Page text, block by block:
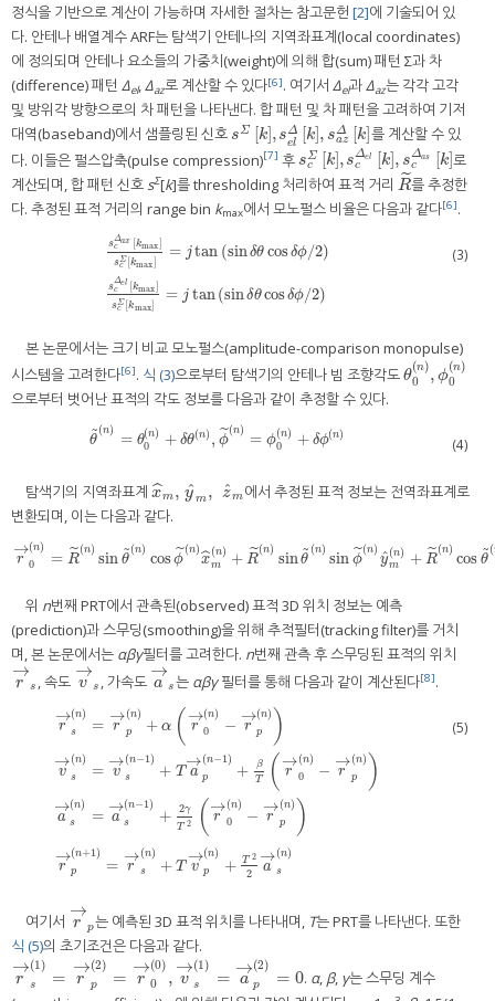
정식을 기반으로 계산이 가능하며 자세한 절차는 참고문헌 [2]에 기술되어 있
다. 안테나 배열계수 ARF는 탐색기 안테나의 지역좌표계(local coordinates)
에 정의되며 안테나 요소들의 가중치(weight)에 의해 합(sum) 패턴 Σ과 차
(difference) 패턴 Δel,Δaz로 계산할 수 있다[6]. 여기서 Δel과Δaz는 각각 고각
및 방위각 방향으로의 차 패턴을 나타낸다. 합 패턴 및 차 패턴을 고려하여 기저
대역(baseband)에서 샘플링된 신호 s Σ [k], sΔ
el [k], s Δ
az [k]
sΣk selΔk, a zΔk
를 계산할 수 있
다. 이들은 펄스압축(pulse compression)[7] 후 s Σ
c [k], sΔel
c [k], s Δas
c [k]
scΣ k,s cΔelk sc Δ ask
로
계산되며, 합 패턴 신호sΣ[k]를 thresholding 처리하여 표적 거리 R
˜
R˜를 추정한
다. 추정된 표적 거리의 range bin kmax에서 모노펄스 비율은 다음과 같다[6].
sΔax
c [kmax]
sΣ
c kmax
= jtan (sinδθ cosδϕ/2)
s
Δel
c [kmax]
sΣ
c [kmax]
= j tan(sinδθcosδϕ/2)
Δ a xkmax
(3)
본 논문에서는 크기 비교 모노펄스(amplitude-comparison monopulse)
시스템을 고려한다[6]. 식 (3)으로부터 탐색기의 안테나 빔 조향각도θ(n)
0
, ϕ(n)
0
θ0n,ϕ0n
으로부터 벗어난 표적의 각도 정보를 다음과 같이 추정할 수 있다.
θ
˜(n)
= θ
(n)
0
+ δθ(n) , ϕ
˜(n)
= ϕ
(n)
0
+ δϕ(n)
θ˜n= θ0n+δθn ,ϕ˜ n= ϕ0 n+δϕ n (4)
탐색기의 지역좌표계 x
ˆm , y
ˆ m , z
ˆm
x^m y^m z^m에서 추정된 표적 정보는 전역좌표계로
변환되며, 이는 다음과 같다.
r
→(n)
0
= R
˜(n)
sin θ
˜(n)
cosϕ
˜(n)
x
ˆ(n)
m + R
˜(n)
sin θ
˜ (n)
sin ϕ
˜(n)
y
ˆ(n)
m + R
˜(n)
cos θ
˜(
r→0n = R˜nsin θ ˜ncosϕ nx^m n+R˜n sinθ˜nsin ϕ˜ny^m n+R˜n cosθ˜ n z^mn
위 n번째 PRT에서 관측된(observed) 표적 3D 위치 정보는 예측
(prediction)과 스무딩(smoothing)을 위해 추적필터(tracking filter)를 거치
며, 본 논문에서는 αβγ필터를 고려한다. n번째 관측 후 스무딩된 표적의 위치
r
→
s
r→ s, 속도 v
→
s
v→s, 가속도 a
→
s
a→s는 αβγ필터를 통해 다음과 같이 계산된다[8].
r
→(n)
s = r
→(n)
p + α ( r
→(n)
0
− r
→(n)
p )
v
→(n)
s = v
→(n−1)
s + T a
→(n−1)
p +
β
T
( r
→(n)
0
− r
→(n)
p )
a
→(n)
s = a
→(n−1)
s + 2γ
T 2 ( r
→(n)
0
− r
→(n)
p )
r
→(n+1)
p = r
→(n)
s + T v
→(n)
p + T 2
2 a
→(n)
s
p →s − −1
(5)
여기서 r
→
p
r→ p는 예측된 3D 표적 위치를 나타내며, T는 PRT를 나타낸다. 또한
식 (5)의 초기조건은 다음과 같다.
r
→(1)
s = r
→(2)
p = r
→(0)
0
, v
→(1)
s = a
→(2)
p = 0
r→ s 1 r→ p2 =r →00 v→s1= a→ p =0 . α, β, γ는 스무딩 계수